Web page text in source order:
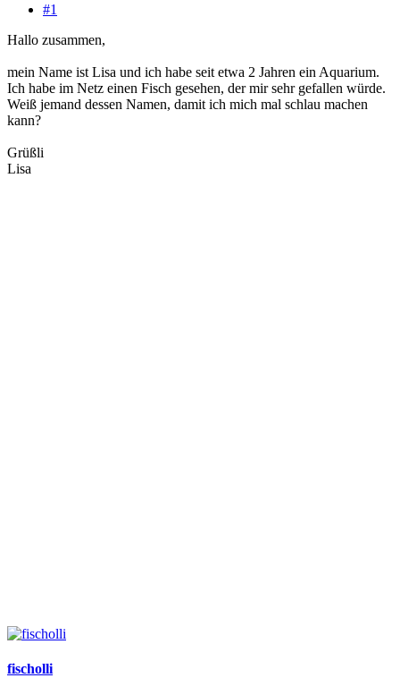
#1
Hallo zusammen,
mein Name ist Lisa und ich habe seit etwa 2 Jahren ein Aquarium.
Ich habe im Netz einen Fisch gesehen, der mir sehr gefallen würde.
Weiß jemand dessen Namen, damit ich mich mal schlau machen
kann?
Grüßli
Lisa
fischolli